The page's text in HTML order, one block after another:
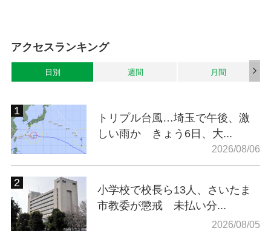
アクセスランキング
日別 週間 月間
トリプル台風…埼玉で午後、激
しい雨か きょう6日、大...
2026/08/06
小学校で校長ら13人、さいたま
市教委が懲戒 未払い分...
2026/08/05